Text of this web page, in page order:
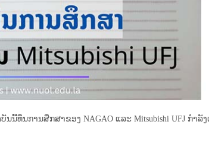
ການສຶກສາຂອງ NAGAO ແລະ Mitsubishi UFJ ກຳລັ